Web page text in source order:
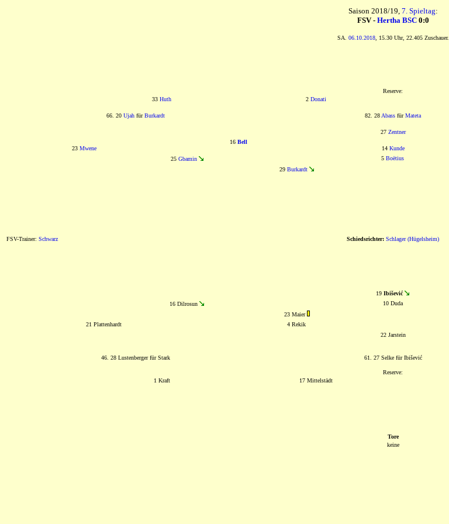
Saison 2018/19, 7. Spieltag:
FSV - Hertha BSC0:0
SA. 06.10.2018, 15.30 Uhr, 22.405 Zuschauer.
Reserve:
33 Huth 2 Donati
66. 20 Ujah fürBurkardt 82. 28 Abass fürMateta
27 Zentner
23 Mwene
16 Bell
14 Kunde
25 Gbamin 5 Boëtius
29 Burkardt
FSV-Trainer: Schwarz Schiedsrichter: Schlager (Hügelsheim)
19 Ibišević
16 Dilrosun
10 Duda
23 Maier
21 Plattenhardt
4 Rekik
22 Jarstein
46. 28 Lustenberger für Stark 61. 27 Selke für Ibišević
Reserve:
1 Kraft
17 Mittelstädt
Tore
keine